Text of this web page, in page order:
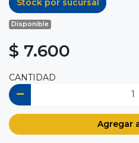
Stock por sucursal
Disponible
$ 7.600
CANTIDAD
Agregar